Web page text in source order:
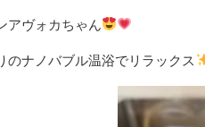
アヴォカちゃん
のナノバブル温浴でリラックス